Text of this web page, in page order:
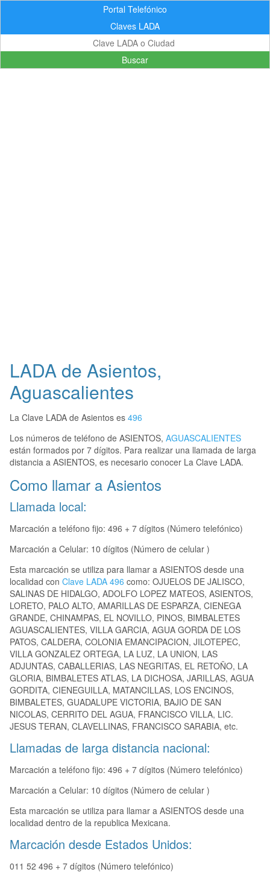
Portal Telefónico
Claves LADA
Buscar
LADA de Asientos,
Aguascalientes
La Clave LADA de Asientos es 496
Los números de teléfono de ASIENTOS, AGUASCALIENTES
están formados por 7 dígitos. Para realizar una llamada de larga
distancia a ASIENTOS, es necesario conocer La Clave LADA.
Como llamar a Asientos
Llamada local:
Marcación a teléfono fijo: 496 + 7 dígitos (Número telefónico)
Marcación a Celular: 10 dígitos (Número de celular )
Esta marcación se utiliza para llamar a ASIENTOS desde una
localidad con Clave LADA 496 como: OJUELOS DE JALISCO,
SALINAS DE HIDALGO, ADOLFO LOPEZ MATEOS, ASIENTOS,
LORETO, PALO ALTO, AMARILLAS DE ESPARZA, CIENEGA
GRANDE, CHINAMPAS, EL NOVILLO, PINOS, BIMBALETES
AGUASCALIENTES, VILLA GARCIA, AGUA GORDA DE LOS
PATOS, CALDERA, COLONIA EMANCIPACION, JILOTEPEC,
VILLA GONZALEZ ORTEGA, LA LUZ, LA UNION, LAS
ADJUNTAS, CABALLERIAS, LAS NEGRITAS, EL RETOÑO, LA
GLORIA, BIMBALETES ATLAS, LA DICHOSA, JARILLAS, AGUA
GORDITA, CIENEGUILLA, MATANCILLAS, LOS ENCINOS,
BIMBALETES, GUADALUPE VICTORIA, BAJIO DE SAN
NICOLAS, CERRITO DEL AGUA, FRANCISCO VILLA, LIC.
JESUS TERAN, CLAVELLINAS, FRANCISCO SARABIA, etc.
Llamadas de larga distancia nacional:
Marcación a teléfono fijo: 496 + 7 dígitos (Número telefónico)
Marcación a Celular: 10 dígitos (Número de celular )
Esta marcación se utiliza para llamar a ASIENTOS desde una
localidad dentro de la republica Mexicana.
Marcación desde Estados Unidos:
011 52 496 + 7 dígitos (Número telefónico)